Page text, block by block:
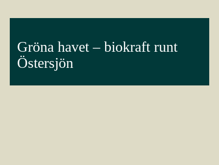
Gröna havet – biokraft runt
Östersjön